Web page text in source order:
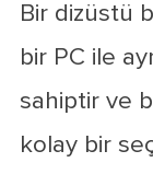
Bir dizüstü
bir PC ile
sahiptir ve
kolay bir